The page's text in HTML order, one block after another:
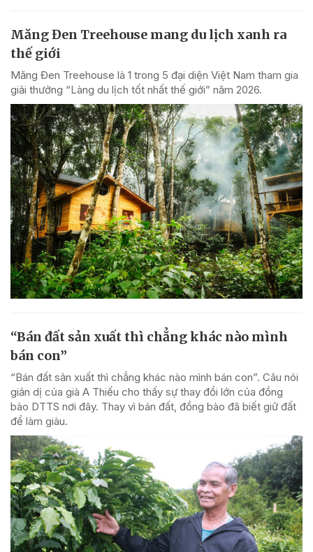
Măng Đen Treehouse mang du lịch xanh ra
thế giới
Măng Đen Treehouse là 1 trong 5 đại diện Việt Nam tham gia
giải thưởng “Làng du lịch tốt nhất thế giới” năm 2026.
“Bán đất sản xuất thì chẳng khác nào mình
bán con”
“Bán đất sản xuất thì chẳng khác nào mình bán con”. Câu nói
giản dị của già A Thiếu cho thấy sự thay đổi lớn của đồng
bào DTTS nơi đây. Thay vì bán đất, đồng bào đã biết giữ đất
để làm giàu.